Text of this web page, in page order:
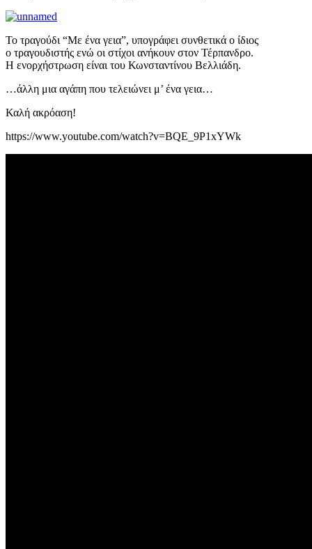
Το τραγούδι “Με ένα γεια”, υπογράφει συνθετικά ο ίδιος
ο τραγουδιστής ενώ οι στίχοι ανήκουν στον Τέρπανδρο.
Η ενορχήστρωση είναι του Κωνσταντίνου Βελλιάδη.
…άλλη μια αγάπη που τελειώνει μ’ ένα γεια…
Καλή ακρόαση!
https://www.youtube.com/watch?v=BQE_9P1xYWk